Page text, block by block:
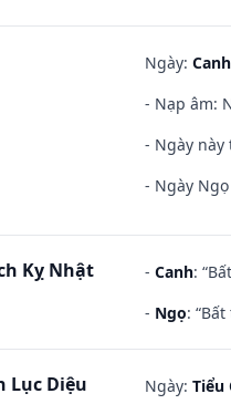
Ngày:
- Nạp âm:
- Ngày này
- Ngày
Kỵ Nhật - Canh:
- Ngọ:
Lục Diệu Ngày: Tiểu